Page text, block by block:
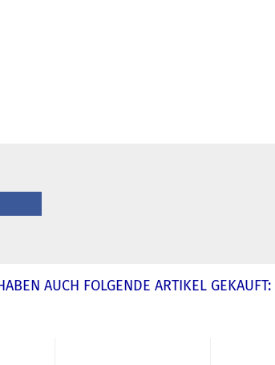
AUCH FOLGENDE ARTIKEL GEKAUFT: